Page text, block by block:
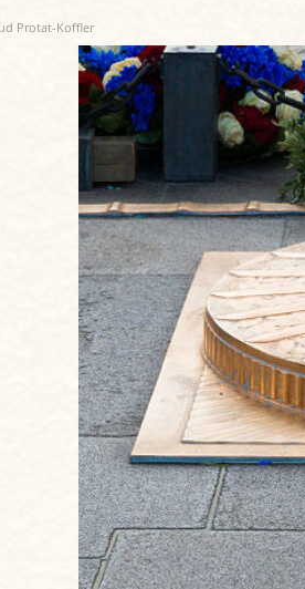
Protat-Koffler